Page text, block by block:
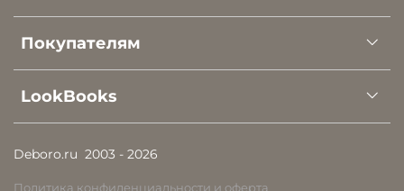
Покупателям
LookBooks
Deboro.ru 2003 - 2026
Политика конфиденциальности и оферта